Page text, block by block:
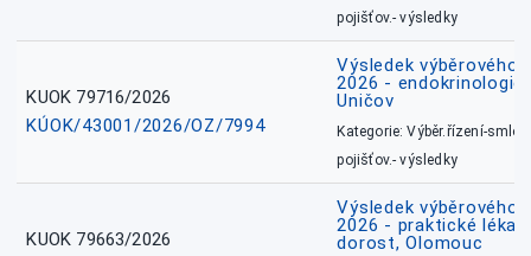
pojišťov.- výsledky
KUOK 79716/2026
KÚOK/43001/2026/OZ/7994
Výsledek výběrového
2026 - endokrinologie
Uničov
Kategorie: Výběr.řízení-
pojišťov.- výsledky
KUOK 79663/2026
Výsledek výběrového
2026 - praktické
dorost, Olomouc